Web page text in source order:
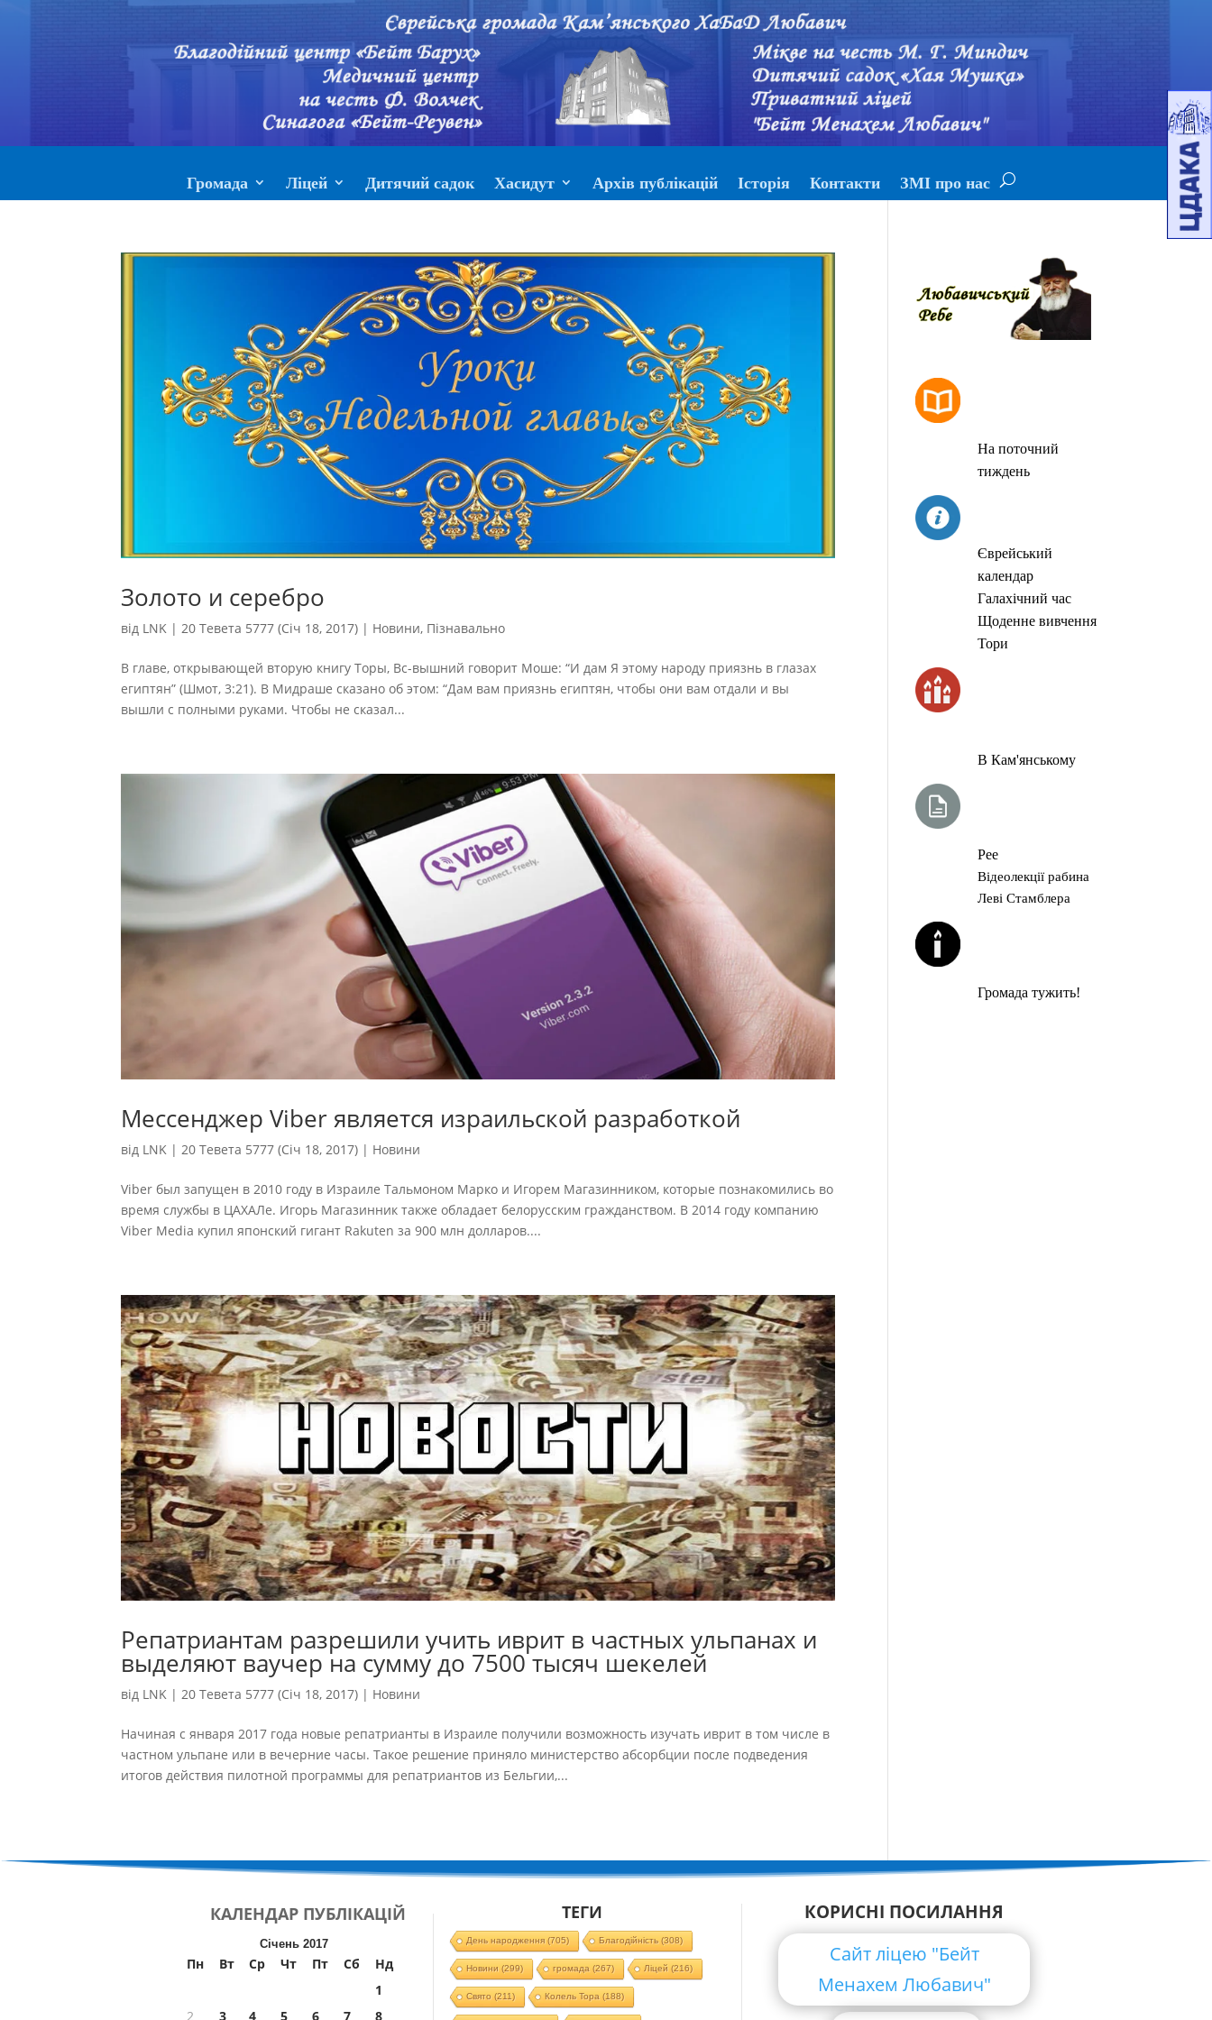
Громада Ліцей Дитячий садок Хасидут Архів публікацій Історія Контакти ЗМІ про нас
Золото и серебро
від LNK |20 Тевета 5777 (Січ 18, 2017) | Новини, Пізнавально
В главе, открывающей вторую книгу Торы, Вс-вышний говорит Моше: “И дам Я этому народу приязнь в глазах
египтян” (Шмот, 3:21). В Мидраше сказано об этом: “Дам вам приязнь египтян, чтобы они вам отдали и вы
вышли с полными руками. Чтобы не сказал...
Мессенджер Viber является израильской разработкой
від LNK |20 Тевета 5777 (Січ 18, 2017) | Новини
Viber был запущен в 2010 году в Израиле Тальмоном Марко и Игорем Магазинником, которые познакомились во
время службы в ЦАХАЛе. Игорь Магазинник также обладает белорусским гражданством. В 2014 году компанию
Viber Media купил японский гигант Rakuten за 900 млн долларов....
Репатриантам разрешили учить иврит в частных ульпанах и
выделяют ваучер на сумму до 7500 тысяч шекелей
від LNK |20 Тевета 5777 (Січ 18, 2017) | Новини
Начиная с января 2017 года новые репатрианты в Израиле получили возможность изучать иврит в том числе в
частном ульпане или в вечерние часы. Такое решение приняло министерство абсорбции после подведения
итогов действия пилотной программы для репатриантов из Бельгии,...
На поточний
тиждень
Єврейський
календар
Галахічний час
Щоденне вивчення
Тори
В Кам'янському
Рее
Відеолекції рабина
Леві Стамблера
Громада тужить!
КАЛЕНДАР ПУБЛІКАЦІЙ
Січень 2017
Пн Вт Ср Чт Пт Сб
Нд
1
2
3 4 5 6 7 8
ТЕГИ
День народження(705) Благодійність (308)
Новини (299) громада (267) Ліцей (216)
Свято (211) Колель Тора (188)
КОРИСНІ ПОСИЛАННЯ
Сайт ліцею "Бейт
Менахем Любавич"